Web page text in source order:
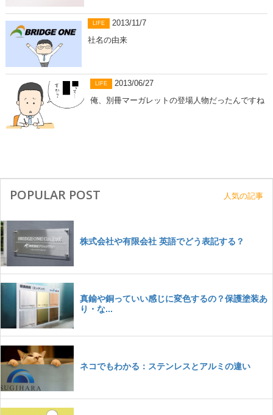
LIFE
2013/11/7
社名の由来
LIFE
2013/06/27
俺、別冊マーガレットの登場人物だったんですね
POPULAR POST 人気の記事